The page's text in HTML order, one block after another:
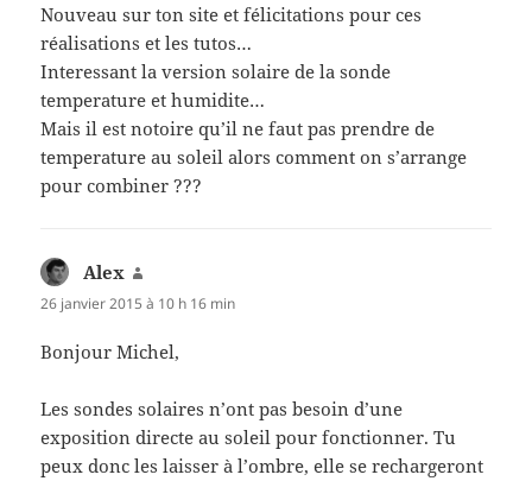
Nouveau sur ton site et félicitations pour ces
réalisations et les tutos…
Interessant la version solaire de la sonde
temperature et humidite…
Mais il est notoire qu’il ne faut pas prendre de
temperature au soleil alors comment on s’arrange
pour combiner ???
Alex
26 janvier 2015 à 10 h 16 min
Bonjour Michel,
Les sondes solaires n’ont pas besoin d’une
exposition directe au soleil pour fonctionner. Tu
peux donc les laisser à l’ombre, elle se rechargeront